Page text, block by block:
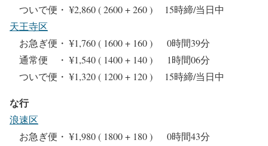
ついで便・ ¥2,860 ( 2600 + 260 ) 15時締/当日中
天王寺区
お急ぎ便・ ¥1,760 ( 1600 + 160 ) 0時間39分
通常便 ・ ¥1,540 ( 1400 + 140 ) 1時間06分
ついで便・ ¥1,320 ( 1200 + 120 ) 15時締/当日中
な行
浪速区
お急ぎ便・ ¥1,980 ( 1800 + 180 ) 0時間43分